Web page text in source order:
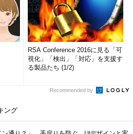
RSA Conference 2016に見る「可
視化」「検出」「対応」を支援す
る製品たち (1/2)
Recommended by
ング